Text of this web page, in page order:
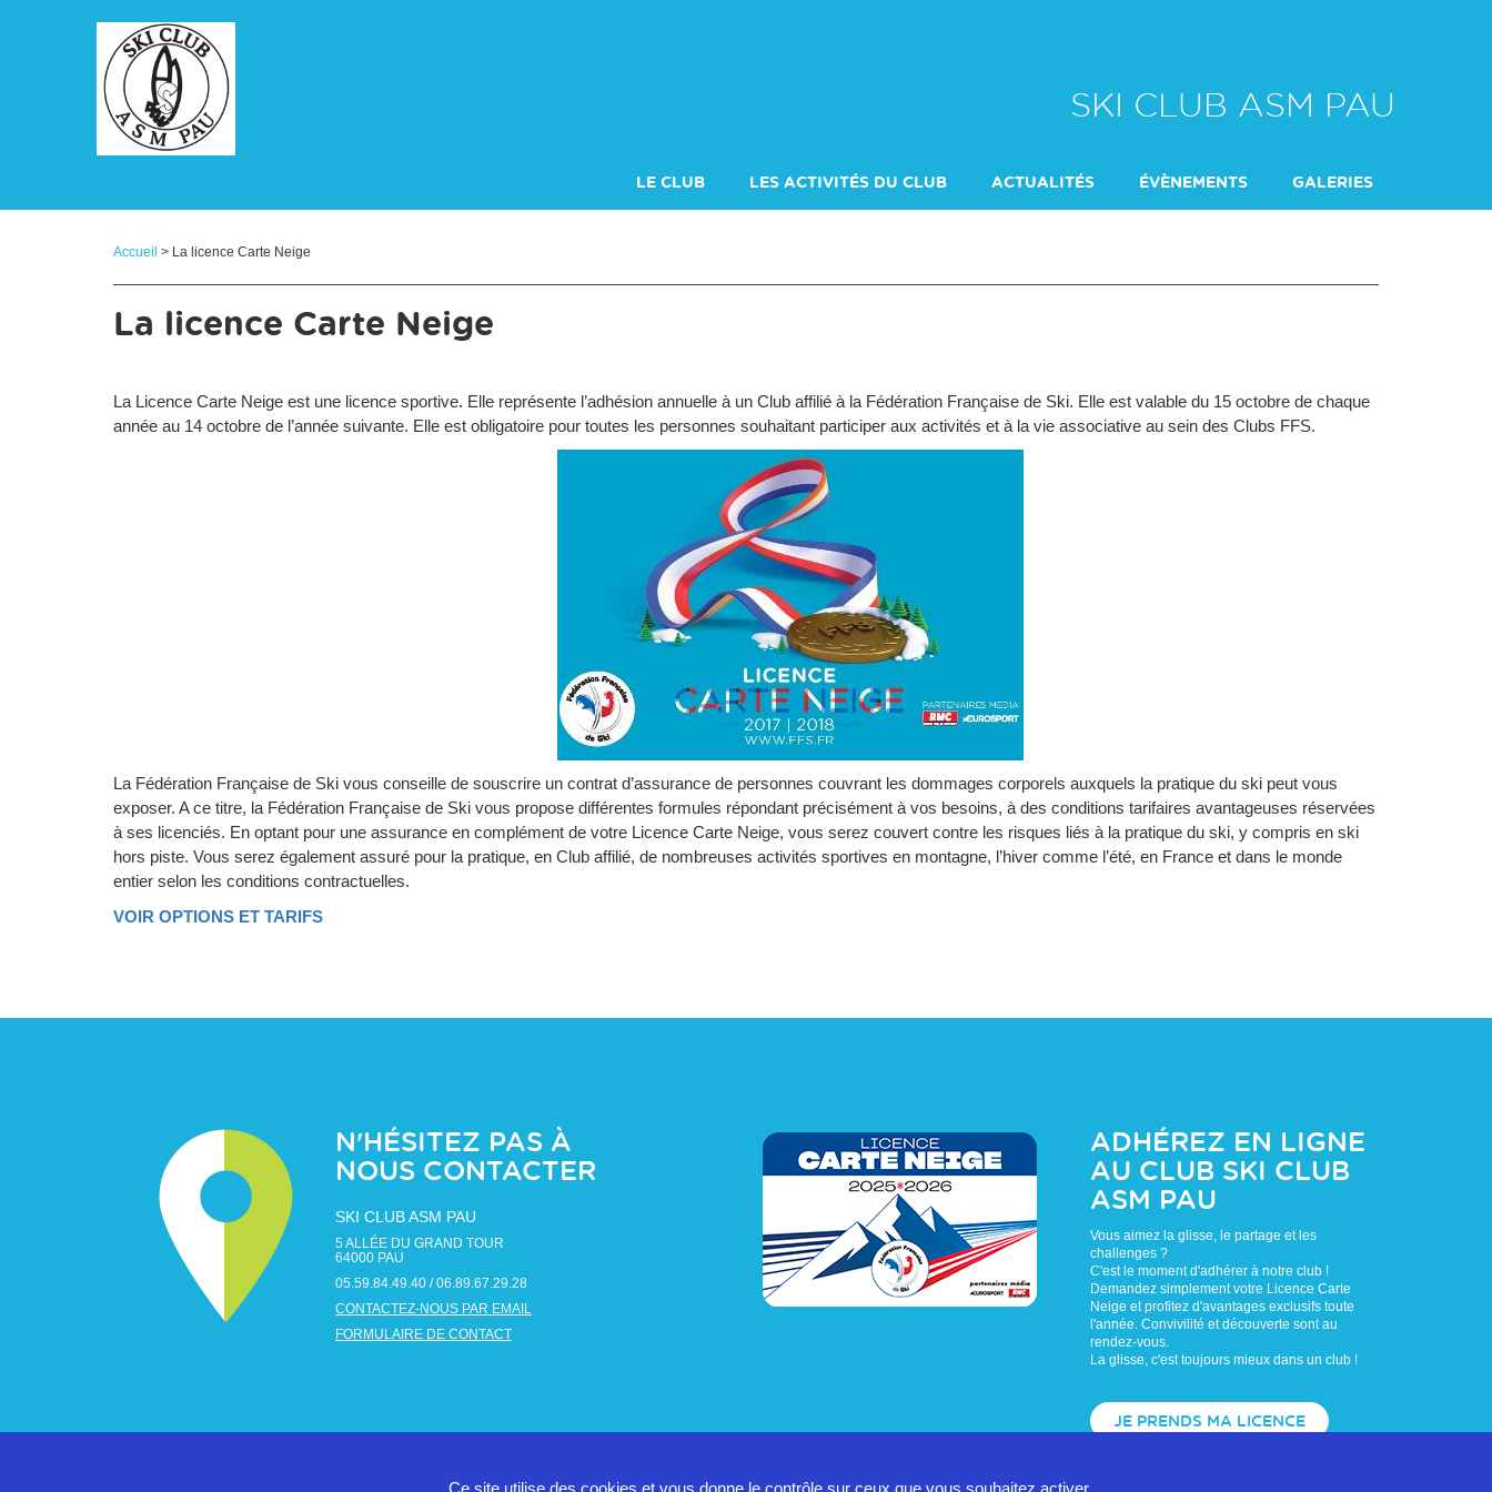
SKI CLUB ASM PAU
LE CLUB LES ACTIVITÉS DU CLUB ACTUALITÉS ÉVÈNEMENTS GALERIES
Accueil > La licence Carte Neige
La licence Carte Neige
La Licence Carte Neige est une licence sportive. Elle représente l’adhésion annuelle à un Club affilié à la Fédération Française de Ski. Elle est valable du 15 octobre de chaque
année au 14 octobre de l’année suivante. Elle est obligatoire pour toutes les personnes souhaitant participer aux activités et à la vie associative au sein des Clubs FFS.
La Fédération Française de Ski vous conseille de souscrire un contrat d’assurance de personnes couvrant les dommages corporels auxquels la pratique du ski peut vous
exposer. A ce titre, la Fédération Française de Ski vous propose différentes formules répondant précisément à vos besoins, à des conditions tarifaires avantageuses réservées
à ses licenciés. En optant pour une assurance en complément de votre Licence Carte Neige, vous serez couvert contre les risques liés à la pratique du ski, y compris en ski
hors piste. Vous serez également assuré pour la pratique, en Club affilié, de nombreuses activités sportives en montagne, l’hiver comme l’été, en France et dans le monde
entier selon les conditions contractuelles.
VOIR OPTIONS ET TARIFS
N'HÉSITEZ PAS À
NOUS CONTACTER
SKI CLUB ASM PAU
5 ALLÉE DU GRAND TOUR
64000 PAU
05.59.84.49.40 / 06.89.67.29.28
CONTACTEZ-NOUS PAR EMAIL
FORMULAIRE DE CONTACT
ADHÉREZ EN LIGNE
AU CLUB SKI CLUB
ASM PAU
Vous aimez la glisse, le partage et les
challenges ?
C'est le moment d'adhérer à notre club !
Demandez simplement votre Licence Carte
Neige et profitez d'avantages exclusifs toute
l'année. Convivilité et découverte sont au
rendez-vous.
La glisse, c'est toujours mieux dans un club !
JE PRENDS MA LICENCE
Ce site utilise des cookies et vous donne le contrôle sur ceux que vous souhaitez activer